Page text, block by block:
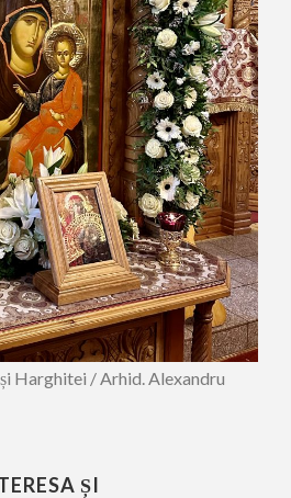
Harghitei / Arhid. Alexandru
ȘI